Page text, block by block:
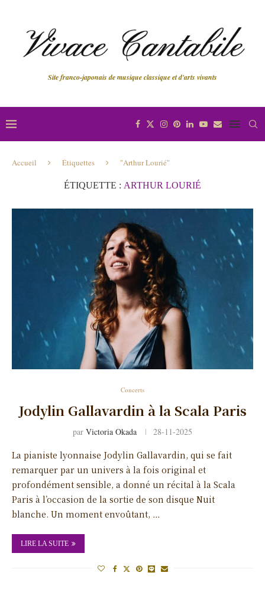
Site franco-japonais de musique classique et d'arts vivants
Accueil Étiquettes "Arthur Lourié"
ÉTIQUETTE : ARTHUR LOURIÉ
Concerts
Jodylin Gallavardin à la Scala Paris
par Victoria Okada 28-11-2025
La pianiste lyonnaise Jodylin Gallavardin, qui se fait
remarquer par un univers à la fois original et
profondément sensible, a donné un récital à la Scala
Paris à l’occasion de la sortie de son disque Nuit
blanche. Un moment envoûtant, …
LIRE LA SUITE